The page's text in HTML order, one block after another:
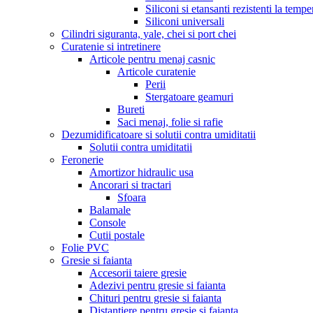
Siliconi si etansanti rezistenti la
Siliconi universali
Cilindri siguranta, yale, chei si port chei
Curatenie si intretinere
Articole pentru menaj casnic
Articole curatenie
Perii
Stergatoare geamuri
Bureti
Saci menaj, folie si rafie
Dezumidificatoare si solutii contra umiditatii
Solutii contra umiditatii
Feronerie
Amortizor hidraulic usa
Ancorari si tractari
Sfoara
Balamale
Console
Cutii postale
Folie PVC
Gresie si faianta
Accesorii taiere gresie
Adezivi pentru gresie si faianta
Chituri pentru gresie si faianta
Distantiere pentru gresie si faianta